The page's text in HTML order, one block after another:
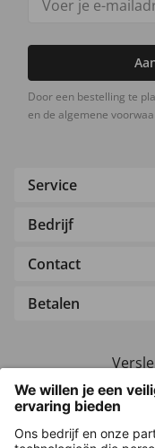
Door een bestelling te
en de algemene
Service
Bedrijf
Contact
Betalen
Overige